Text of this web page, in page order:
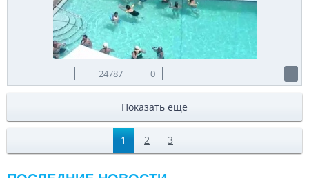
24787 0
Показать еще
1 2 3